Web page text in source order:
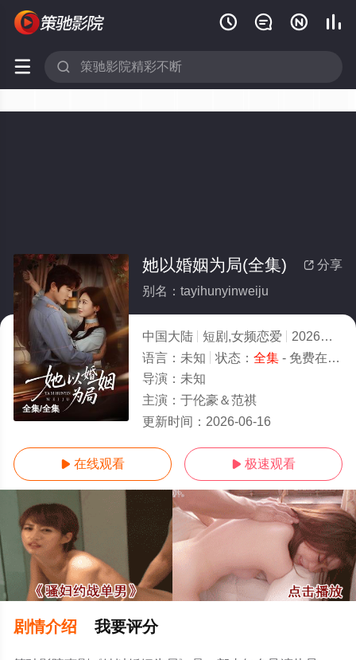
   
 
全集/全集
 分享
她以婚姻为局(全集)
别名：tayihunyinweiju
中国大陆 短剧,女频恋爱 2026
8.0
语言： 未知 状态： 全集- 免费在线观看
导演： 未知
主演： 于伦豪＆范祺
更新时间： 2026-06-16
 在线观看  极速观看
剧情介绍 我要评分